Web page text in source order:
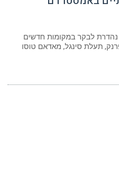
לבקר במקומות חדשים
תעלת סינגל, מאדאם טוסו